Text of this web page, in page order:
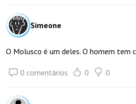
Simeone
O Molusco é um deles. O homem tem
0 comentários 0 0